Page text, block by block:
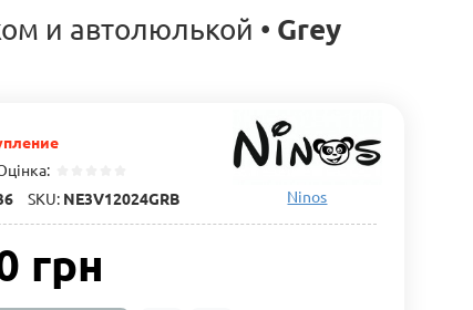
и автолюлькой • Grey
SKU: NE3V12024GRB Ninos
грн